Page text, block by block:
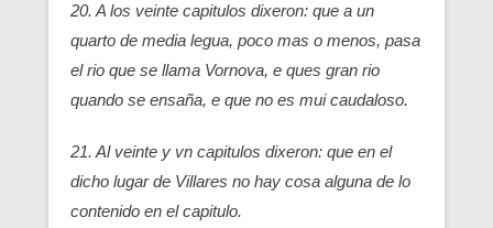
20. A los veinte capitulos dixeron: que a un
quarto de media legua, poco mas o menos, pasa
el rio que se llama Vornova, e ques gran rio
quando se ensaña, e que no es mui caudaloso.
21. Al veinte y vn capitulos dixeron: que en el
dicho lugar de Villares no hay cosa alguna de lo
contenido en el capitulo.